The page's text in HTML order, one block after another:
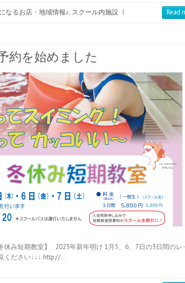
なるお店・地域情報♪, スクール内施設 | Read
約を始めました
み短期教室】 2023年新年明け 1月5、6、7日の3日間のレ
ください↓↓↓ http://…